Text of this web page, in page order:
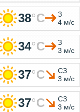
38°C
З
4 м/с
34°C
З
3 м/с
37°C
СЗ
3 м/с
37°C
СЗ
3 м/с